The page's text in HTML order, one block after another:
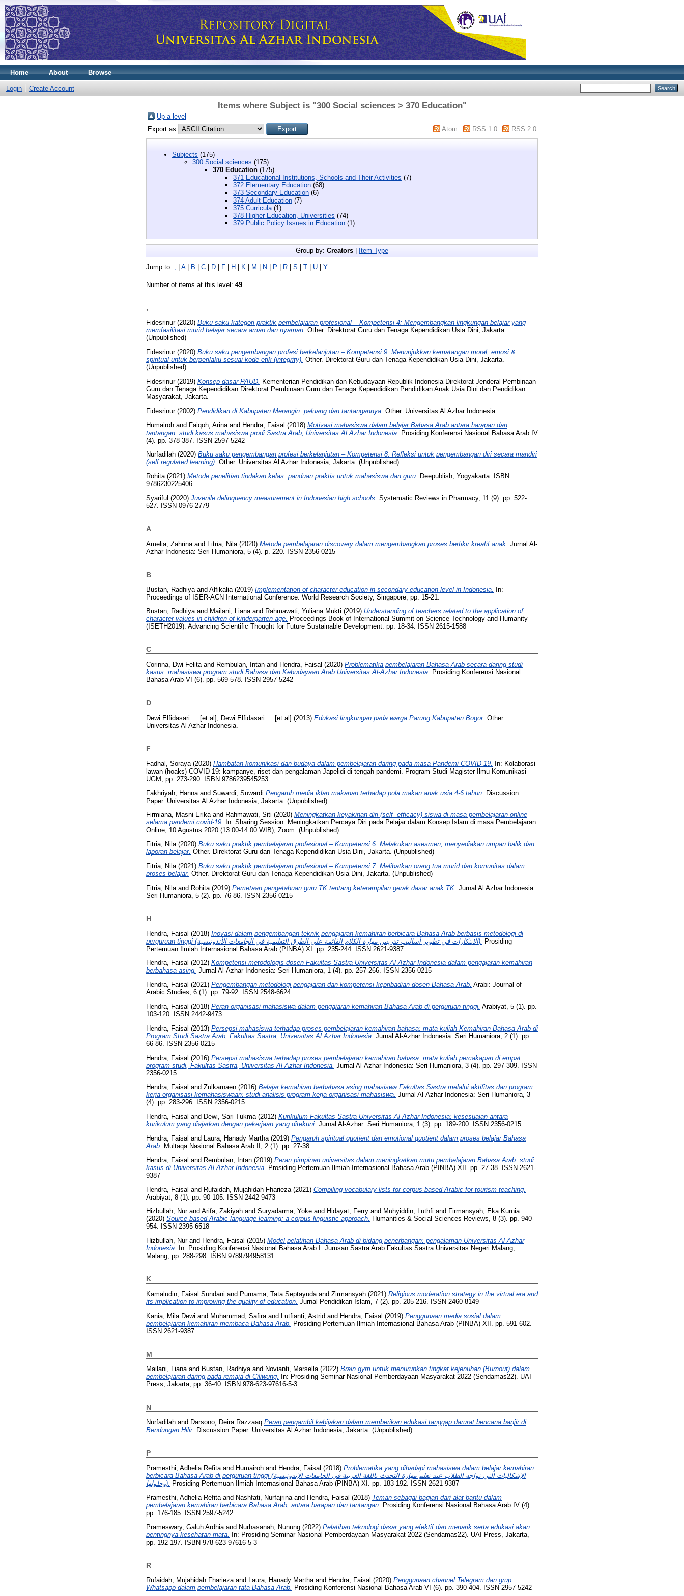
Home About Browse
Login Create Account
Items where Subject is "300 Social sciences > 370 Education"
Up a level
Export as
Atom RSS 1.0 RSS 2.0
Subjects (175)
300 Social sciences (175)
370 Education (175)
371 Educational Institutions, Schools and Their Activities (7)
372 Elementary Education (68)
373 Secondary Education (6)
374 Adult Education (7)
375 Curricula (1)
378 Higher Education, Universities (74)
379 Public Policy Issues in Education (1)
Group by: Creators | Item Type
Jump to: | A| B | C | D | F | H | K | M | N | P | R | S | T | U | Y
Number of items at this level: 49
,
Fidesrinur(2020) Buku saku kategori praktik pembelajaran profesional – Kompetensi 4: Mengembangkan lingkungan belajar yang
memfasilitasi murid belajar secara aman dan nyaman. Other. Direktorat Guru dan Tenaga Kependidikan Usia Dini, Jakarta.
(Unpublished)
Fidesrinur(2020) Buku saku pengembangan profesi berkelanjutan – Kompetensi 9: Menunjukkan kematangan moral, emosi &
spiritual untuk berperilaku sesuai kode etik (integrity). Other. Direktorat Guru dan Tenaga Kependidikan Usia Dini, Jakarta.
(Unpublished)
Fidesrinur(2019) Konsep dasar PAUD.
Kementerian Pendidikan dan Kebudayaan Republik Indonesia Direktorat Jenderal Pembinaan
Guru dan Tenaga Kependidikan Direktorat Pembinaan Guru dan Tenaga Kependidikan Pendidikan Anak Usia Dini dan Pendidikan
Masyarakat, Jakarta.
Fidesrinur(2002) Pendidikan di Kabupaten Merangin: peluang dan tantangannya. Other. Universitas Al Azhar Indonesia.
Humairoh and Faiqoh, Arina and Hendra, Faisal (2018) Motivasi mahasiswa dalam belajar Bahasa Arab antara harapan dan
tantangan: studi kasus mahasiswa prodi Sastra Arab, Universitas Al Azhar Indonesia. Prosiding Konferensi Nasional Bahasa Arab IV
(4). pp. 378-387. ISSN 2597-5242
Nurfadilah (2020) Buku saku pengembangan profesi berkelanjutan – Kompetensi 8: Refleksi untuk pengembangan diri secara mandiri
(self regulated learning). Other. Universitas Al Azhar Indonesia, Jakarta. (Unpublished)
Rohita(2021) Metode penelitian tindakan kelas: panduan praktis untuk mahasiswa dan guru. Deepublish, Yogyakarta. ISBN
9786230225406
Syariful (2020) Juvenile delinquency measurement in Indonesian high schools. Systematic Reviews in Pharmacy, 11 (9). pp. 522-
527. ISSN 0976-2779
A
Amelia, Zahrina and Fitria, Nila (2020) Metode pembelajaran discovery dalam mengembangkan proses berfikir kreatif anak. Jurnal Al-
Azhar Indonesia: Seri Humaniora, 5 (4). p. 220. ISSN 2356-0215
B
Bustan, Radhiya and Alfikalia (2019) Implementation of character education in secondary education level in Indonesia. In:
Proceedings of ISER-ACN International Conference. World Research Society, Singapore, pp. 15-21.
Bustan, Radhiyaand Mailani, Lianaand Rahmawati, Yuliana Mukti (2019) Understanding of teachers related to the application of
character values in children of kindergarten age. Proceedings Book of International Summit on Science Technology and Humanity
(ISETH2019): Advancing Scientific Thought for Future Sustainable Development. pp. 18-34. ISSN 2615-1588
C
Corinna, Dwi Felitaand Rembulan, Intan and Hendra, Faisal (2020) Problematika pembelajaran Bahasa Arab secara daring studi
kasus: mahasiswa program studi Bahasa dan Kebudayaan Arab Universitas Al-Azhar Indonesia. Prosiding Konferensi Nasional
Bahasa Arab VI (6). pp. 569-578. ISSN 2957-5242
D
Dewi Elfidasari ... [et.al], Dewi Elfidasari ... [et.al] (2013) Edukasi lingkungan pada warga Parung Kabupaten Bogor. Other.
Universitas Al Azhar Indonesia.
F
Fadhal, Soraya (2020) Hambatan komunikasi dan budaya dalam pembelajaran daring pada masa Pandemi COVID-19.
In: Kolaborasi
lawan (hoaks) COVID-19: kampanye, riset dan pengalaman Japelidi di tengah pandemi. Program Studi Magister Ilmu Komunikasi
UGM, pp. 273-290. ISBN 9786239545253
Fakhriyah, Hanna and Suwardi, Suwardi Pengaruh media iklan makanan terhadap pola makan anak usia 4-6 tahun. Discussion
Paper. Universitas Al Azhar Indonesia, Jakarta. (Unpublished)
Firmiana, Masni Erikaand Rahmawati, Siti (2020) Meningkatkan keyakinan diri (self- efficacy) siswa di masa pembelajaran online
selama pandemi covid-19.
In: Sharing Session: Meningkatkan Percaya Diri pada Pelajar dalam Konsep Islam di masa Pembelajaran
Online, 10 Agustus 2020 (13.00-14.00 WIB), Zoom. (Unpublished)
Fitria, Nila(2020) Buku saku praktik pembelajaran profesional – Kompetensi 6: Melakukan asesmen, menyediakan umpan balik dan
laporan belajar. Other. Direktorat Guru dan Tenaga Kependidikan Usia Dini, Jakarta. (Unpublished)
Fitria, Nila (2021) Buku saku praktik pembelajaran profesional – Kompetensi 7: Melibatkan orang tua murid dan komunitas dalam
proses belajar. Other. Direktorat Guru dan Tenaga Kependidikan Usia Dini, Jakarta. (Unpublished)
Fitria, Nila and Rohita (2019) Pemetaan pengetahuan guru TK tentang keterampilan gerak dasar anak TK. Jurnal Al Azhar Indonesia:
Seri Humaniora, 5 (2). pp. 76-86. ISSN 2356-0215
H
Hendra, Faisal (2018) Inovasi dalam pengembangan teknik pengajaran kemahiran berbicara Bahasa Arab berbasis metodologi di
perguruan tinggi (الابتكارات في تطوير أساليب تدريس مهارة الكلام القائمة على الطرق التعليمية في الجامعات الأندونيسية). Prosiding
Pertemuan Ilmiah Internasional Bahasa Arab (PINBA) XI. pp. 235-244. ISSN 2621-9387
Hendra, Faisal (2012) Kompetensi metodologis dosen Fakultas Sastra Universitas Al Azhar Indonesia dalam pengajaran kemahiran
berbahasa asing. Jurnal Al-Azhar Indonesia: Seri Humaniora, 1 (4). pp. 257-266. ISSN 2356-0215
Hendra, Faisal (2021) Pengembangan metodologi pengajaran dan kompetensi kepribadian dosen Bahasa Arab. Arabi: Journal of
Arabic Studies, 6 (1). pp. 79-92. ISSN 2548-6624
Hendra, Faisal (2018) Peran organisasi mahasiswa dalam pengajaran kemahiran Bahasa Arab di perguruan tinggi. Arabiyat, 5 (1). pp.
103-120. ISSN 2442-9473
Hendra, Faisal (2013) Persepsi mahasiswa terhadap proses pembelajaran kemahiran bahasa: mata kuliah Kemahiran Bahasa Arab di
Program Studi Sastra Arab, Fakultas Sastra, Universitas Al Azhar Indonesia. Jurnal Al-Azhar Indonesia: Seri Humaniora, 2 (1). pp.
66-86. ISSN 2356-0215
Hendra, Faisal (2016) Persepsi mahasiswa terhadap proses pembelajaran kemahiran bahasa: mata kuliah percakapan di empat
program studi, Fakultas Sastra, Universitas Al Azhar Indonesia. Jurnal Al-Azhar Indonesia: Seri Humaniora, 3 (4). pp. 297-309. ISSN
2356-0215
Hendra, Faisal and Zulkarnaen (2016) Belajar kemahiran berbahasa asing mahasiswa Fakultas Sastra melalui aktifitas dan program
kerja organisasi kemahasiswaan: studi analisis program kerja organisasi mahasiswa. Jurnal Al-Azhar Indonesia: Seri Humaniora, 3
(4). pp. 283-296. ISSN 2356-0215
Hendra, Faisal and Dewi, Sari Tukma(2012) Kurikulum Fakultas Sastra Universitas Al Azhar Indonesia: kesesuaian antara
kurikulum yang diajarkan dengan pekerjaan yang ditekuni. Jurnal Al-Azhar: Seri Humaniora, 1 (3). pp. 189-200. ISSN 2356-0215
Hendra, Faisal and Laura, Hanady Martha (2019) Pengaruh spiritual quotient dan emotional quotient dalam proses belajar Bahasa
Arab.
Multaqa Nasional Bahasa Arab II, 2 (1). pp. 27-38.
Hendra, Faisal and Rembulan, Intan (2019) Peran pimpinan universitas dalam meningkatkan mutu pembelajaran Bahasa Arab: studi
kasus di Universitas Al Azhar Indonesia. Prosiding Pertemuan Ilmiah Internasional Bahasa Arab (PINBA) XII. pp. 27-38. ISSN 2621-
9387
Hendra, Faisal and Rufaidah, Mujahidah Fharieza (2021) Compiling vocabulary lists for corpus-based Arabic for tourism teaching.
Arabiyat, 8 (1). pp. 90-105. ISSN 2442-9473
Hizbullah, Nurand Arifa, Zakiyah and Suryadarma, Yoke and Hidayat, Ferry and Muhyiddin, Luthfi and Firmansyah, Eka Kurnia
(2020) Source-based Arabic language learning: a corpus linguistic approach. Humanities & Social Sciences Reviews, 8 (3). pp. 940-
954. ISSN 2395-6518
Hizbullah, Nurand Hendra, Faisal (2015) Model pelatihan Bahasa Arab di bidang penerbangan: pengalaman Universitas Al-Azhar
Indonesia.
In: Prosiding Konferensi Nasional Bahasa Arab I. Jurusan Sastra Arab Fakultas Sastra Universitas Negeri Malang,
Malang, pp. 288-298. ISBN 9789794958131
K
Kamaludin, Faisal Sundani and Purnama, Tata Septayuda and Zirmansyah (2021) Religious moderation strategy in the virtual era and
its implication to improving the quality of education. Jurnal Pendidikan Islam, 7 (2). pp. 205-216. ISSN 2460-8149
Kania, Mila Dewi and Muhammad, Safira and Lutfianti, Astrid and Hendra, Faisal (2019) Penggunaan media sosial dalam
pembelajaran kemahiran membaca Bahasa Arab. Prosiding Pertemuan Ilmiah Internasional Bahasa Arab (PINBA) XII. pp. 591-602.
ISSN 2621-9387
M
Mailani, Lianaand Bustan, Radhiyaand Novianti, Marsella(2022) Brain gym untuk menurunkan tingkat kejenuhan (Burnout) dalam
pembelajaran daring pada remaja di Ciliwung.
In: Prosiding Seminar Nasional Pemberdayaan Masyarakat 2022 (Sendamas22). UAI
Press, Jakarta, pp. 36-40. ISBN 978-623-97616-5-3
N
Nurfadilah and Darsono, Deira Razzaaq Peran pengambil kebijakan dalam memberikan edukasi tanggap darurat bencana banjir di
Bendungan Hilir. Discussion Paper. Universitas Al Azhar Indonesia, Jakarta. (Unpublished)
P
Pramesthi, Adhelia Refitaand Humairoh and Hendra, Faisal (2018) Problematika yang dihadapi mahasiswa dalam belajar kemahiran
berbicara Bahasa Arab di perguruan tinggi (الإشكاليات التي تواجه الطلاب عند تعلم مهارة التحدث باللغة العربية في الجامعات الإندونيسية
وحلولها). Prosiding Pertemuan Ilmiah Internasional Bahasa Arab (PINBA) XI. pp. 183-192. ISSN 2621-9387
Pramesthi, Adhelia Refita and Nashfati, Nurfajrina and Hendra, Faisal (2018) Teman sebagai bagian dari alat bantu dalam
pembelajaran kemahiran berbicara Bahasa Arab, antara harapan dan tantangan.
Prosiding Konferensi Nasional Bahasa Arab IV (4).
pp. 176-185. ISSN 2597-5242
Prameswary, Galuh Ardhia and Nurhasanah, Nunung (2022) Pelatihan teknologi dasar yang efektif dan menarik serta edukasi akan
pentingnya kesehatan mata. In: Prosiding Seminar Nasional Pemberdayaan Masyarakat 2022 (Sendamas22). UAI Press, Jakarta,
pp. 192-197. ISBN 978-623-97616-5-3
R
Rufaidah, Mujahidah Fhariezaand Laura, Hanady Marthaand Hendra, Faisal (2020) Penggunaan channel Telegram dan grup
Whatsapp dalam pembelajaran tata Bahasa Arab. Prosiding Konferensi Nasional Bahasa Arab VI (6). pp. 390-404. ISSN 2957-5242